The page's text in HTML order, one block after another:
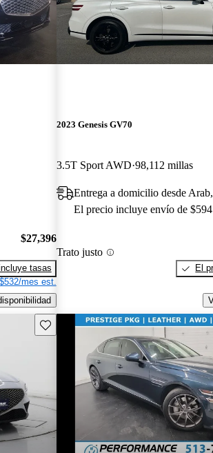
$27,396
tasas
$532/mes est.
2023 Genesis GV70
3.5T Sport AWD 98,112 millas
Entrega a domicilio desde
El precio incluye envío de $594
Trato justo
El
Guarda este Aviso